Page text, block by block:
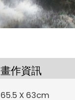
畫作資訊
65.5 X 63cm